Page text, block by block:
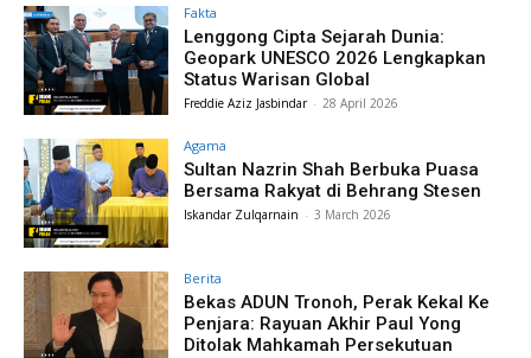
Fakta
Lenggong Cipta Sejarah Dunia:
Geopark UNESCO 2026 Lengkapkan
Status Warisan Global
Freddie Aziz Jasbindar - 28 April 2026
Agama
Sultan Nazrin Shah Berbuka Puasa
Bersama Rakyat di Behrang Stesen
Iskandar Zulqarnain - 3 March 2026
Berita
Bekas ADUN Tronoh, Perak Kekal Ke
Penjara: Rayuan Akhir Paul Yong
Ditolak Mahkamah Persekutuan